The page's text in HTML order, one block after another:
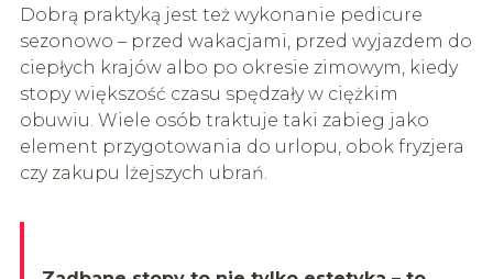
Dobrą praktyką jest też wykonanie pedicure
sezonowo – przed wakacjami, przed wyjazdem do
ciepłych krajów albo po okresie zimowym, kiedy
stopy większość czasu spędzały w ciężkim
obuwiu. Wiele osób traktuje taki zabieg jako
element przygotowania do urlopu, obok fryzjera
czy zakupu lżejszych ubrań.